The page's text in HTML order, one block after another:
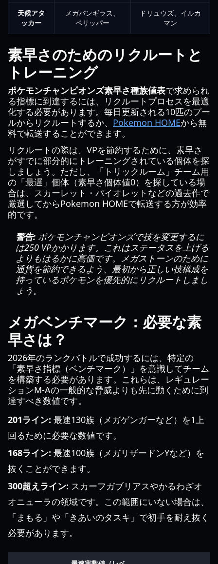
天候アタ
ッカー
メガバンギラス、
ペリッパー
ドリュウズ、イルカ
マン
素早さのためのリクルートと
トレーニング
ポケモンチャンピオンズ素早さ種族値表で求められ
る指標に到達するには、リクルートプロセスを最適
化する必要があります。毎日更新される10匹のプー
ルからリクルートするか、 Pokemon HOMEから無
料で転送することができます。
リクルートの際は、VPを節約するために、素早さ
がすでに部分的にトレーニングされている個体を探
しましょう。ただし、「トリックルーム」チーム用
の「最遅」個体（素早さ個体値0）を探している場
合は、スカーレット・バイオレットなどの過去作で
厳選してからPokemon HOMEで転送する方が効率
的です。
警告: ポケモンチャンピオンズで技を変更するに
は250 VPかかります。これはステータスを上げる
よりもはるかに高価です。メガストーンのために
通貨を節約できるよう、最初から正しい技構成を
持っているポケモンを優先的にリクルートしまし
ょう。
メガベンチマーク：必要な素
早さは？
2026年のランクバトルで成功するには、特定の
「素早さ指標（ベンチマーク）」を意識してチーム
を構築する必要があります。これらは、レギュレー
ションM-Aの一般的な脅威よりも先に動くために到
達すべき数値です。
201ライン: 最速130族（メガゲンガーなど）を1上
回るために必要な数値です。
168ライン: 最速100族（メガリザードンYなど）を
抜くことができます。
300超えライン: スカーフガブリアスやかるわざオ
オニューラの領域です。この範囲にいない場合は、
「まもる」や「きあいのタスキ」で初手を耐え抜く
必要があります。